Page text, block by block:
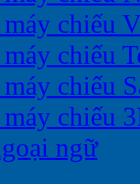
chiếu
chiếu
chiếu
chiếu
ngữ